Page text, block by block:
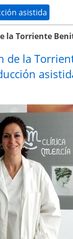
asistida
la Torriente
de la